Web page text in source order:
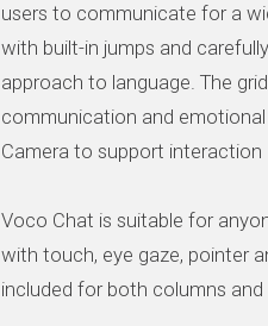
users to communicate for a
with built-in jumps and
approach to language. The
communication and
Camera to support interaction
Voco Chat is suitable for
with touch, eye gaze, pointer
included for both columns and